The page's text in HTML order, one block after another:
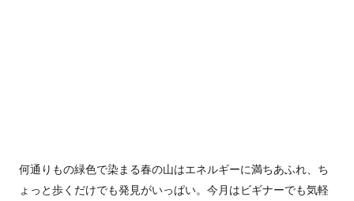
何通りもの緑色で染まる春の山はエネルギーに満ちあふれ、ち
ょっと歩くだけでも発見がいっぱい。今月はビギナーでも気軽